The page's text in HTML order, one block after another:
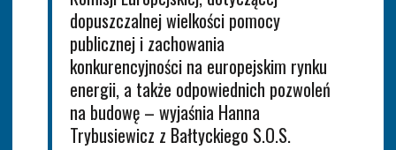
dopuszczalnej wielkości pomocy
publicznej i zachowania
konkurencyjności na europejskim rynku
energii, a także odpowiednich pozwoleń
na budowę – wyjaśnia Hanna
Trybusiewicz z Bałtyckiego S.O.S.